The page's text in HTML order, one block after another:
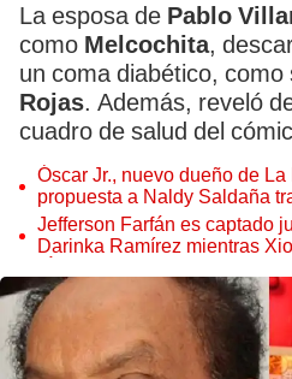
La esposa de Pablo
como Melcochita,
un coma diabético, como
Rojas. Además, reveló
cuadro de salud del
Óscar Jr., nuevo dueño de
propuesta a Naldy Saldaña
tocamientos
Jefferson Farfán es captado
Darinka Ramírez mientras